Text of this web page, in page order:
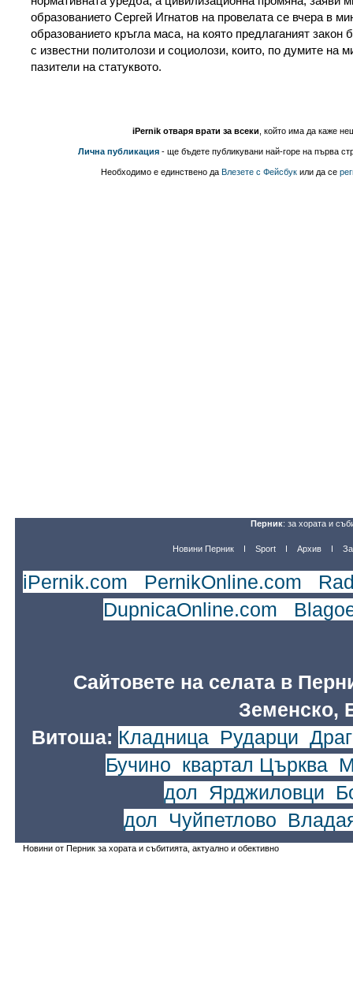
образованието Сергей Игнатов на провелата се вчера в
образованието кръгла маса, на която предлаганият
с известни политолози и социолози, които, по думите на
пазители на статуквото.
iPernik отваря врати за всеки , който има да каже
Лична публикация - ще бъдете публикувани най-горе на първа
Необходимо е единствено да Влезете с Фейсбукили да се
Перник: за хората и
Новини Перник Sport Архив
iPernik.com PernikOnline.com
DupnicaOnline.com
Сайтовете на селата в
Земенско,
Витоша: Кладница, Рударци
Бучино квартал Църква
дол
Ярджиловци
дол
Чуйпетлово
Новини от Перник за хората и събитията, актуално и обективно